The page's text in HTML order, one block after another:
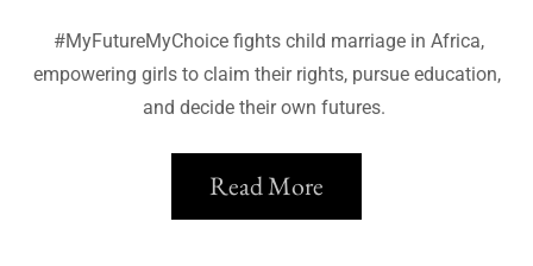
#MyFutureMyChoice fights child marriage in Africa,
empowering girls to claim their rights, pursue education,
and decide their own futures.
Read More